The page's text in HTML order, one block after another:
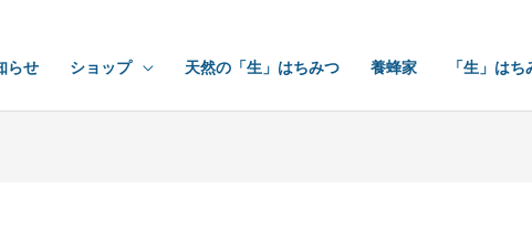
らせ ショップ 天然の「生」はちみつ 養蜂家 「生」は